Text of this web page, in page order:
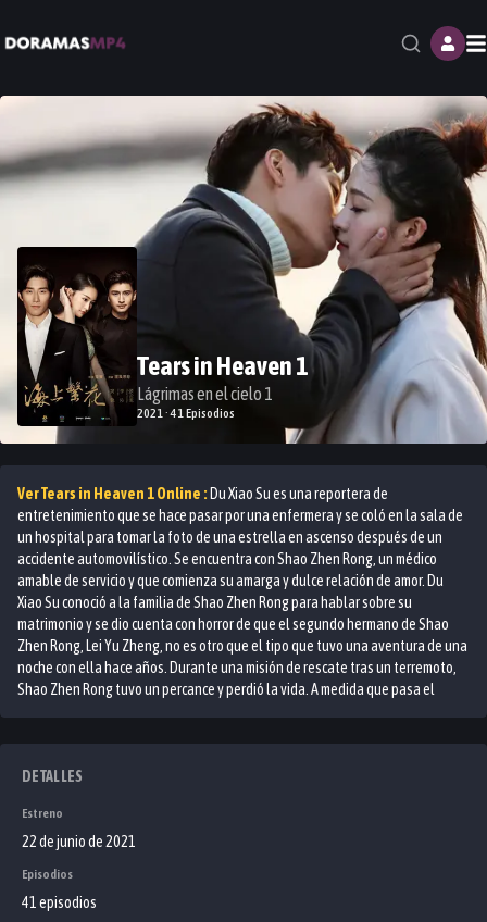
Tears in Heaven 1
Lágrimas en el cielo 1
2021 · 41 Episodios
VerTears in Heaven 1Online : Du Xiao Su es una reportera de
entretenimiento que se hace pasar por una enfermera y se coló en la sala de
un hospital para tomar la foto de una estrella en ascenso después de un
accidente automovilístico. Se encuentra con Shao Zhen Rong, un médico
amable de servicio y que comienza su amarga y dulce relación de amor. Du
Xiao Su conoció a la familia de Shao Zhen Rong para hablar sobre su
matrimonio y se dio cuenta con horror de que el segundo hermano de Shao
Zhen Rong, Lei Yu Zheng, no es otro que el tipo que tuvo una aventura de una
noche con ella hace años. Durante una misión de rescate tras un terremoto,
Shao Zhen Rong tuvo un percance y perdió la vida. A medida que pasa el
aceptar a Lei Yu Zheng?
DETALLES
Estreno
22 de junio de 2021
Episodios
41 episodios